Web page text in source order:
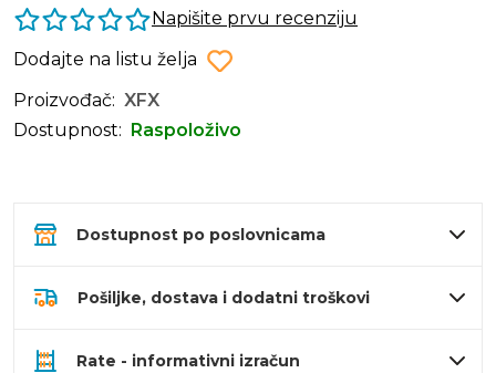
Napišite prvu recenziju
Dodajte na listu želja
Proizvođač: XFX
Dostupnost:
Raspoloživo
Dostupnost po poslovnicama
Pošiljke, dostava i dodatni troškovi
Rate - informativni izračun